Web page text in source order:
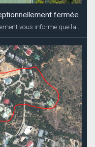
fermée
vous informe que la...